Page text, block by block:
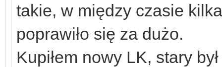
takie, w między czasie
poprawiło się za dużo.
Kupiłem nowy LK, stary